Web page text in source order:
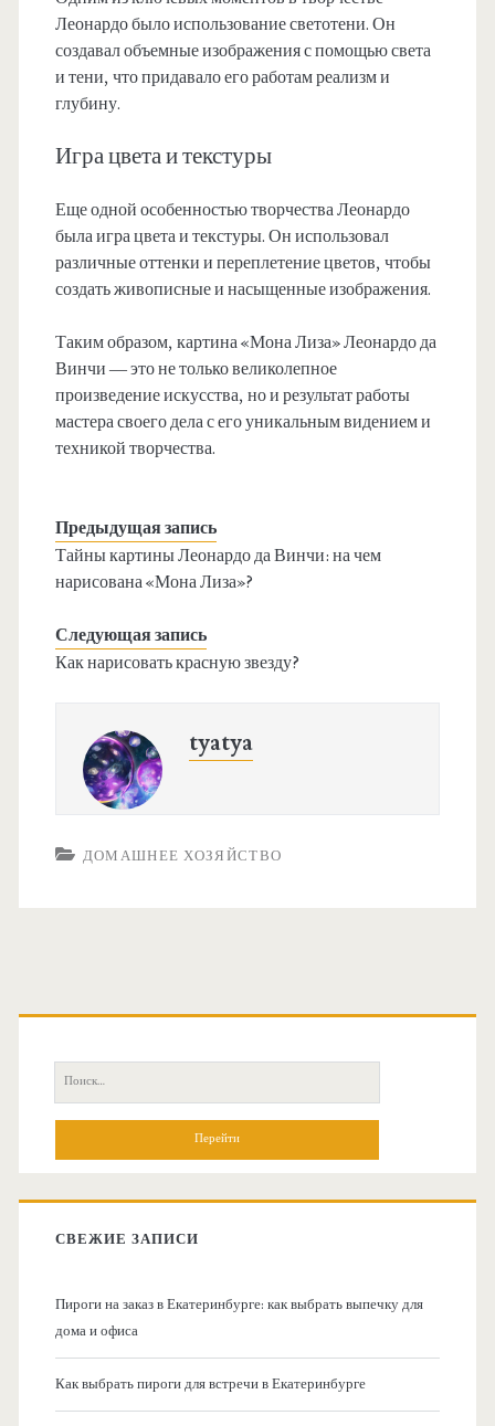
Леонардо было использование светотени. Он
создавал объемные изображения с помощью света
и тени, что придавало его работам реализм и
глубину.
Игра цвета и текстуры
Еще одной особенностью творчества Леонардо
была игра цвета и текстуры. Он использовал
различные оттенки и переплетение цветов, чтобы
создать живописные и насыщенные изображения.
Таким образом, картина «Мона Лиза» Леонардо да
Винчи — это не только великолепное
произведение искусства, но и результат работы
мастера своего дела с его уникальным видением и
техникой творчества.
Предыдущая запись
Тайны картины Леонардо да Винчи: на чем
нарисована «Мона Лиза»?
Следующая запись
Как нарисовать красную звезду?
tyatya
ДОМАШНЕЕ ХОЗЯЙСТВО
О
П
о
:
СВЕЖИЕ ЗАПИСИ
Пироги на заказ в Екатеринбурге: как выбрать выпечку для
дома и офиса
Как выбрать пироги для встречи в Екатеринбурге